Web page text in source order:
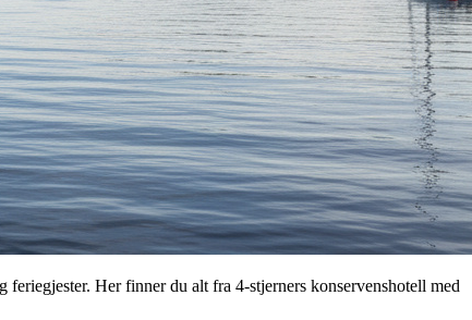
Her finner du alt fra 4-stjerners konservenshotell med